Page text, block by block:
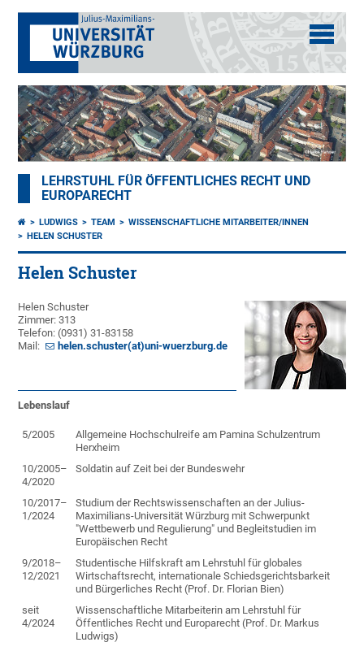
LEHRSTUHL FÜR ÖFFENTLICHES RECHT UND
EUROPARECHT
LUDWIGS TEAM
WISSENSCHAFTLICHE MITARBEITER/INNEN
HELEN SCHUSTER
Helen Schuster
Helen Schuster
Zimmer: 313
Telefon: (0931) 31-83158
Mail:
helen.schuster(at)uni-wuerzburg.de
Lebenslauf
5/2005
Allgemeine Hochschulreife am Pamina Schulzentrum
Herxheim
10/2005–
4/2020
Soldatin auf Zeit bei der Bundeswehr
10/2017–
1/2024
Studium der Rechtswissenschaften an der Julius-
Maximilians-Universität Würzburg mit Schwerpunkt
"Wettbewerb und Regulierung" und Begleitstudien im
Europäischen Recht
9/2018–
12/2021
Studentische Hilfskraft am Lehrstuhl für globales
Wirtschaftsrecht, internationale Schiedsgerichtsbarkeit
und Bürgerliches Recht (Prof. Dr. Florian Bien)
seit
4/2024
Wissenschaftliche Mitarbeiterin am Lehrstuhl für
Öffentliches Recht und Europarecht (Prof. Dr. Markus
Ludwigs)